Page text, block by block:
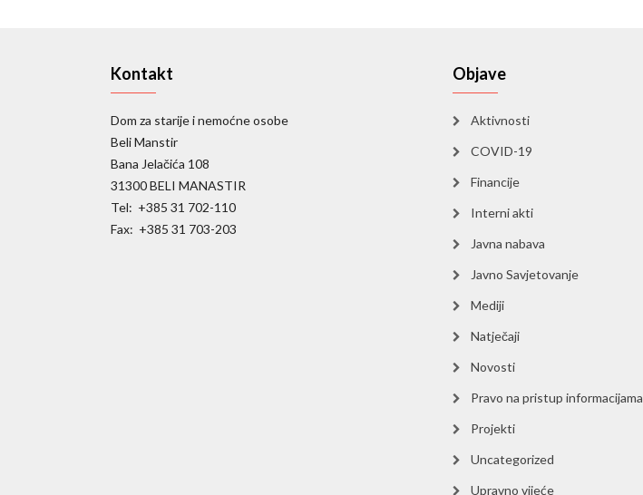
Kontakt
Dom za starije i nemoćne osobe
Beli Manstir
Bana Jelačića 108
31300 BELI MANASTIR
Tel: +385 31 702-110
Fax: +385 31 703-203
Objave
Aktivnosti
COVID-19
Financije
Interni akti
Javna nabava
Javno Savjetovanje
Mediji
Natječaji
Novosti
Pravo na pristup informacijama
Projekti
Uncategorized
Upravno vijeće